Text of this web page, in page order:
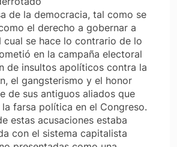
de la democracia, tal como se
el derecho a gobernar a
cual se hace lo contrario de lo
en la campaña electoral
de insultos apolíticos contra la
el gangsterismo y el honor
de sus antiguos aliados que
farsa política en el Congreso.
estas acusaciones estaba
con el sistema capitalista